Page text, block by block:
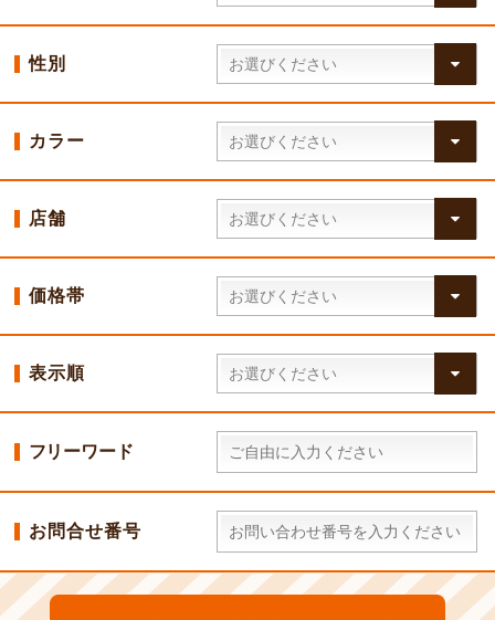
性別
カラー
店舗
価格帯
表示順
フリーワード
お問合せ番号